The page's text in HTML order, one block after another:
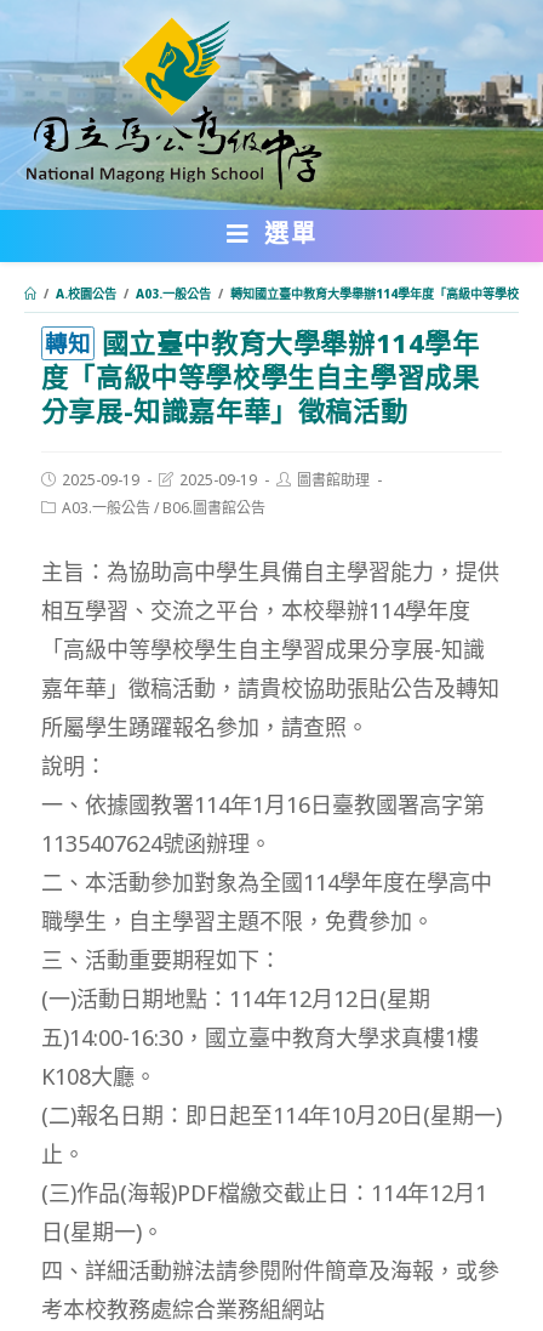
轉
主
要
內
選單
/ A.校園公告 / A03.一般公告 / 轉知國立臺中教育大學舉辦114學年度「高級中等學校學
轉知 國立臺中教育大學舉辦114學年
度「高級中等學校學生自主學習成果
分享展-知識嘉年華」徵稿活動
Post
published:
2025-09-19
Post
modified:
2025-09-19
Post圖書館助理
PostA03.一般公告/ B06.圖書館公告
主旨：為協助高中學生具備自主學習能力，提供
相互學習、交流之平台，本校舉辦114學年度
「高級中等學校學生自主學習成果分享展-知識
嘉年華」徵稿活動，請貴校協助張貼公告及轉知
所屬學生踴躍報名參加，請查照。
說明：
一、依據國教署114年1月16日臺教國署高字第
1135407624號函辦理。
二、本活動參加對象為全國114學年度在學高中
職學生，自主學習主題不限，免費參加。
三、活動重要期程如下：
(一)活動日期地點：114年12月12日(星期
五)14:00-16:30，國立臺中教育大學求真樓1樓
K108大廳。
(二)報名日期：即日起至114年10月20日(星期一)
止。
(三)作品(海報)PDF檔繳交截止日：114年12月1
日(星期一)。
四、詳細活動辦法請參閱附件簡章及海報，或參
考本校教務處綜合業務組網站